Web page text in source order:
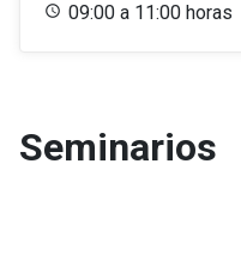
09:00 a 11:00 horas
Seminarios